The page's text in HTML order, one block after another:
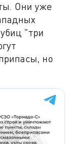
Они уже
"три
но